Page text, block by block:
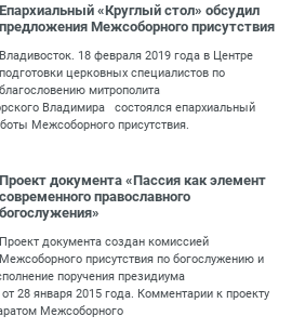
Епархиальный «Круглый стол» обсудил
предложения Межсоборного присутствия
Владивосток. 18 февраля 2019 года в Центре
подготовки церковных специалистов по
благословению митрополита
Владимира состоялся епархиальный
Межсоборного присутствия.
Проект документа «Пассия как элемент
современного православного
богослужения»
Проект документа создан комиссией
Межсоборного присутствия по богослужению и
поручения президиума
28 января 2015 года. Комментарии к проекту
Межсоборного